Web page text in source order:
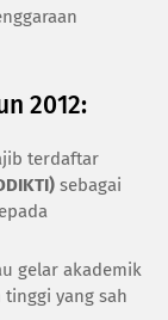
2012:
terdaftar
sebagai
gelar akademik
yang sah